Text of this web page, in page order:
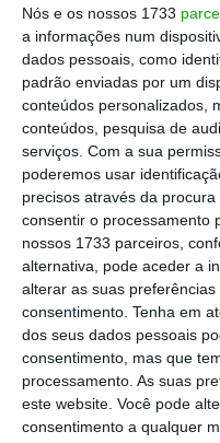
Nós e os nossos 1733
a informações num
dados pessoais, como
padrão enviadas por um
conteúdos personalizados,
conteúdos, pesquisa de
serviços. Com a sua
poderemos usar
precisos através da
consentir o processamento
nossos 1733 parceiros,
alternativa, pode aceder a
alterar as suas
consentimento. Tenha em
dos seus dados pessoais
consentimento, mas que
processamento. As suas
este website. Você pode
consentimento a qualquer
“O futuro é não
definida por
operar em conjunto
em tempo real.Com
estamos a
sistemas de defesa
revolucionar o
hoje”, vincou
cofundador da
imprensa.
A ronda de